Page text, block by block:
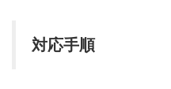
対応手順